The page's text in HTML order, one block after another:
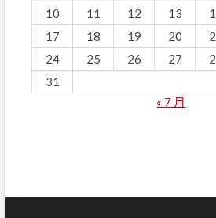
10
11 12 13
17
18 19 20
24
25 26 27
31
« 7 月